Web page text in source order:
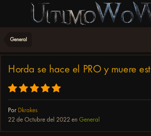
General
Horda se hace el PRO y muere
Por Dkrakes
22 de Octubre del 2022 en General